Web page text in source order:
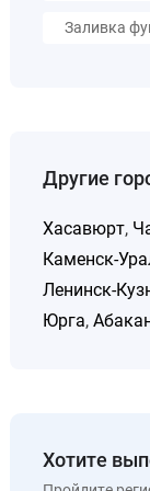
Заливка
Другие
Хасавюрт,
Каменск-
Ленинск-
Юрга,
Хотите